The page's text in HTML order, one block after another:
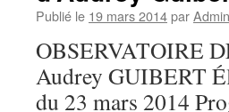
programme
électoral
:
David
Fabre
Publié le 19 mars 2014par
OBSERVATOIRE
Audrey GUIBERT
du 23 mars 2014